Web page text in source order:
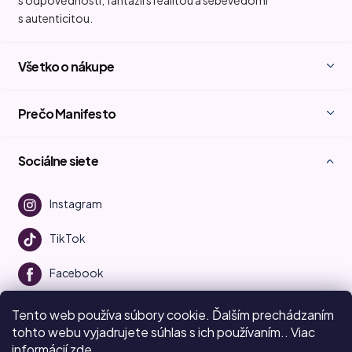
Tento web používa súbory cookie. Ďalším prechádzaním
tohto webu vyjadrujete súhlas s ich používaním.. Viac
s autenticitou.
Všetko o nákupe
Prečo Manifesto
Sociálne siete
Instagram
TikTok
Facebook